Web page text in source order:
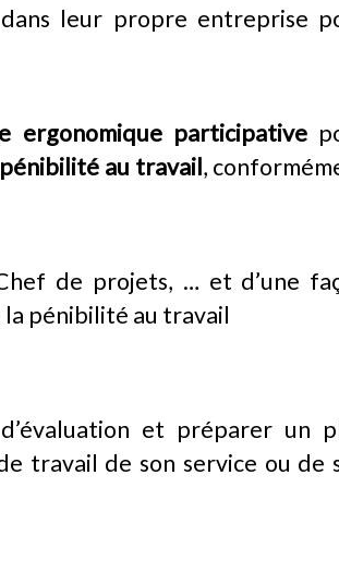
leur propre entreprise
ergonomique participative
au travail,
de projets, … et d’une
pénibilité au travail
et préparer un
travail de son service ou de